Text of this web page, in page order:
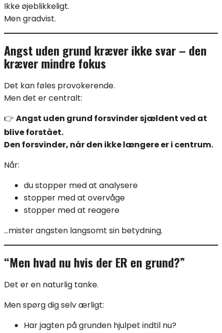
Ikke øjeblikkeligt.
Men gradvist.
Angst uden grund kræver ikke svar – den
kræver mindre fokus
Det kan føles provokerende.
Men det er centralt:
👉 Angst uden grund forsvinder sjældent ved at
blive forstået.
Den forsvinder, når den ikke længere er i centrum.
Når:
du stopper med at analysere
stopper med at overvåge
stopper med at reagere
…mister angsten langsomt sin betydning.
“Men hvad nu hvis der ER en grund?”
Det er en naturlig tanke.
Men spørg dig selv ærligt:
Har jagten på grunden hjulpet indtil nu?